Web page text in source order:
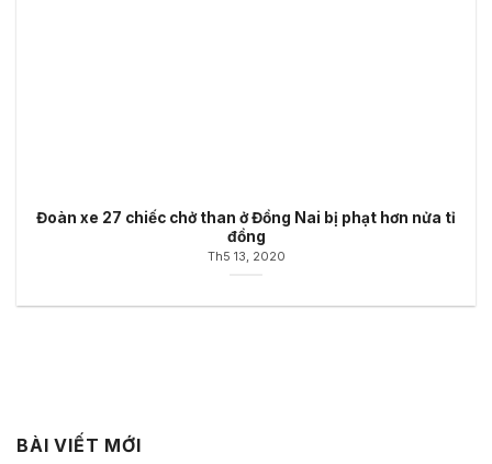
Đoàn xe 27 chiếc chở than ở Đồng Nai bị phạt hơn nửa tỉ
đồng
Th5 13, 2020
BÀI VIẾT MỚI